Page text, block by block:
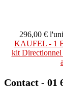
296,00 €
KAUFEL - 1
kit
Contact - 01